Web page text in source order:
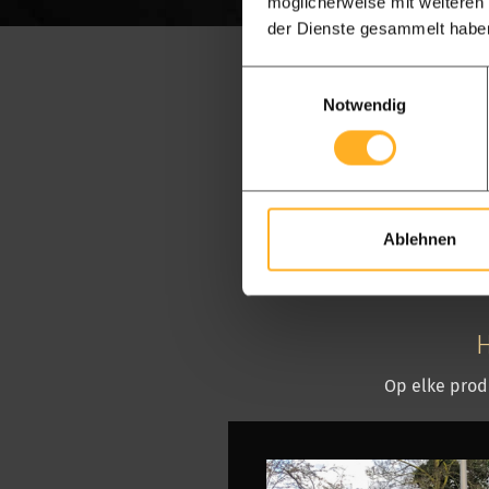
der Dienste gesammelt
Notwendig
Ablehnen
Op elke